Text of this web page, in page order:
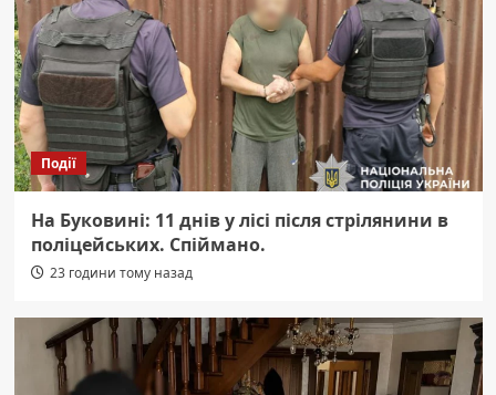
Події
На Буковині: 11 днів у лісі після стрілянини в
поліцейських. Спіймано.
23 години тому назад